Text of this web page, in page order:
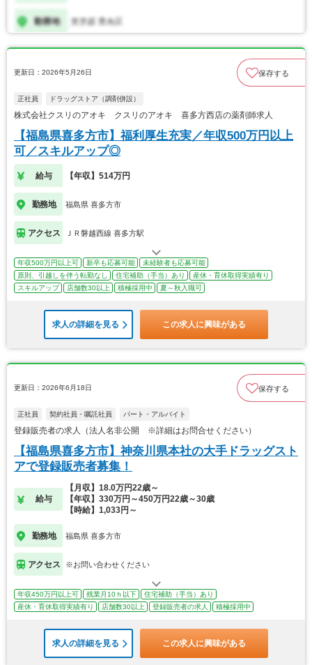
更新日：2026年5月26日 保存する
正社員 ドラッグストア（調剤併設）
株式会社クスリのアオキ クスリのアオキ 喜多方西店の薬剤師求人
【福島県喜多方市】福利厚生充実／年収500万円以上
可／スキルアップ◎
給与 【年収】514万円
勤務地 福島県 喜多方市
アクセス ＪＲ磐越西線 喜多方駅
年収500万円以上可 新卒も応募可能
未経験者も応募可能
原則、引越しを伴う転勤なし
住宅補助（手当）あり
産休・育休取得実績有り
スキルアップ
店舗数30以上 積極採用中 夏～秋入職可
求人の詳細を見る この求人に興味がある
更新日：2026年6月18日 保存する
正社員 契約社員・嘱託社員 パート・アルバイト
登録販売者の求人（法人名非公開 ※詳細はお問合せください）
【福島県喜多方市】神奈川県本社の大手ドラッグスト
アで登録販売者募集！
給与
【月収】18.0万円22歳～
【年収】330万円～450万円22歳～30歳
【時給】1,033円～
勤務地 福島県 喜多方市
アクセス ※お問い合わせください
年収450万円以上可 残業月10ｈ以下
住宅補助（手当）あり
産休・育休取得実績有り
店舗数30以上 登録販売者の求人 積極採用中
求人の詳細を見る この求人に興味がある